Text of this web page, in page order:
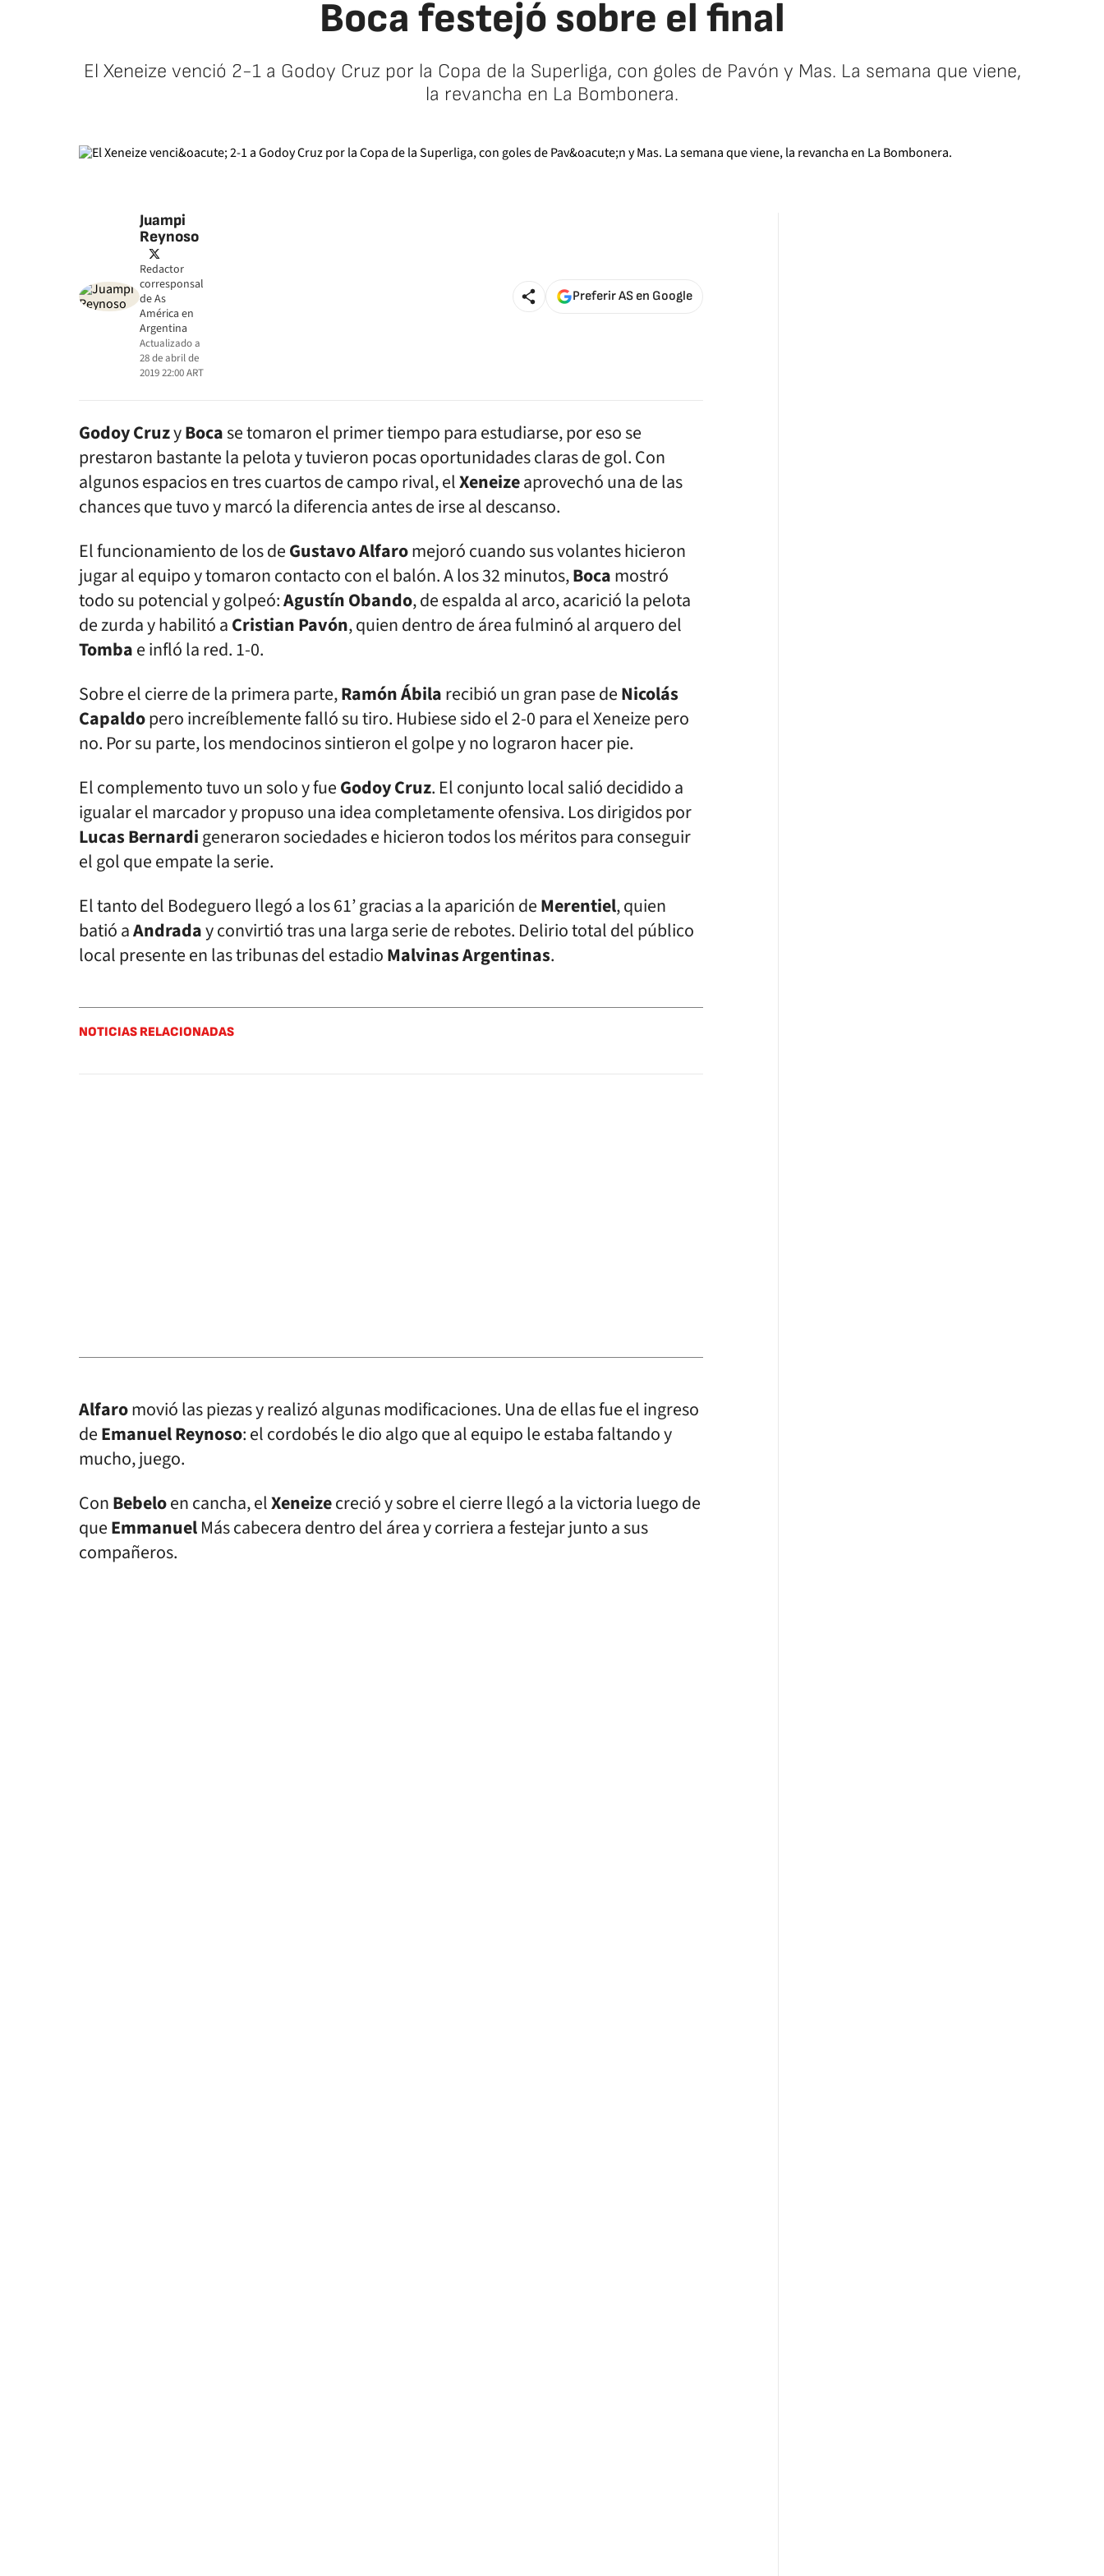
Boca festejó sobre el final
El Xeneize venció 2-1 a Godoy Cruz por la Copa de la Superliga, con goles de Pavón y Mas. La semana que viene,
la revancha en La Bombonera.
Juampi
Reynoso
twitter
Redactor
corresponsal
de As
América en
Argentina
Actualizado a
28 de abril de
2019 22:00ART
Preferir AS en Google
Godoy CruzyBocase tomaron el primer tiempo para estudiarse, por eso se
prestaron bastante la pelota y tuvieron pocas oportunidades claras de gol. Con
algunos espacios en tres cuartos de campo rival, elXeneizeaprovechó una de las
chances que tuvo y marcó la diferencia antes de irse al descanso.
El funcionamiento de los deGustavoAlfaromejoró cuando sus volantes hicieron
jugar al equipo y tomaron contacto con el balón. A los 32 minutos,Bocamostró
todo su potencial y golpeó:Agustín Obando, de espalda al arco, acarició la pelota
de zurda y habilitó aCristianPavón, quien dentro de área fulminó al arquero del
Tombae infló la red. 1-0.
Sobre el cierre de la primera parte,Ramón Ábilarecibió un gran pase deNicolás
Capaldopero increíblemente falló su tiro. Hubiese sido el 2-0 para el Xeneize pero
no. Por su parte, los mendocinos sintieron el golpe y no lograron hacer pie.
El complemento tuvo un solo y fueGodoyCruz. El conjunto local salió decidido a
igualar el marcador y propuso una idea completamente ofensiva. Los dirigidos por
LucasBernardigeneraron sociedades e hicieron todos los méritos para conseguir
el gol que empate la serie.
El tanto del Bodeguero llegó a los 61’ gracias a la aparición deMerentiel, quien
batió aAndraday convirtió tras una larga serie de rebotes. Delirio total del público
local presente en las tribunas del estadioMalvinas Argentinas.
NOTICIAS RELACIONADAS
Alfaromovió las piezas y realizó algunas modificaciones. Una de ellas fue el ingreso
deEmanuel Reynoso: el cordobés le dio algo que al equipo le estaba faltando y
mucho, juego.
ConBebeloen cancha, elXeneizecreció y sobre el cierre llegó a la victoria luego de
queEmmanuelMás cabecera dentro del área y corriera a festejar junto a sus
compañeros.